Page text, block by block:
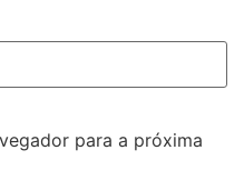
para a próxima